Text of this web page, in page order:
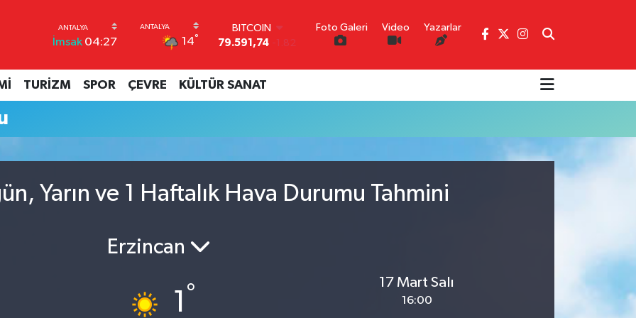
İmsak04:27 14°
BITCOIN
79.591,74 -1.82
45,43620 0.02
EURO
53,38690 0.19
6862,09000 0.19
14.598,00
Foto Galeri Video Yazarlar
TURİZM SPOR ÇEVRE KÜLTÜR SANAT
Yarın ve 1 Haftalık Hava Durumu Tahmini
Erzincan
1 °
17 Mart Salı
16:00